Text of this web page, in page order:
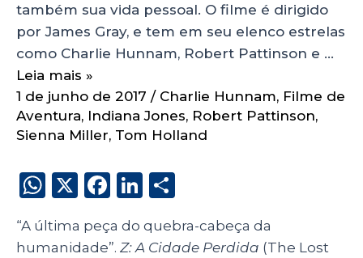
também sua vida pessoal. O filme é dirigido
por James Gray, e tem em seu elenco estrelas
como Charlie Hunnam, Robert Pattinson e …
Leia mais »
1 de junho de 2017 / Charlie Hunnam, Filme de
Aventura, Indiana Jones, Robert Pattinson,
Sienna Miller, Tom Holland
W
a
X
F
c
Li
k a
“A última peça do quebra-cabeça da
humanidade”. Z: A Cidade Perdida (The Lost